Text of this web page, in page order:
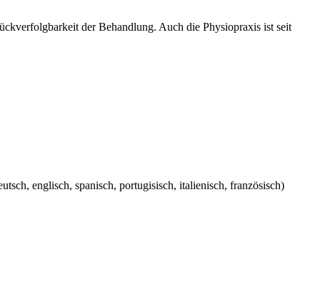
der Behandlung. Auch die Physiopraxis ist seit
englisch, spanisch, portugisisch, italienisch, französisch)